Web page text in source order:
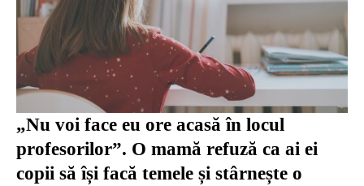
„Nu voi face eu ore acasă în locul
profesorilor”. O mamă refuză ca ai ei
copii să își facă temele și stârnește o